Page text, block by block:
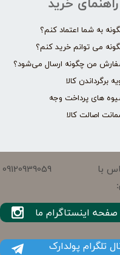
راهنمای خرید
به شما اعتماد کنم؟
می توانم خرید کنم؟
من چگونه ارسال می‌شود؟
برگرداندن کالا
های پرداخت وجه
اصالت کالا
با
09120939059
تلگرام پولدارک
صفحه اینستاگرام ما